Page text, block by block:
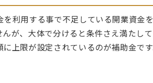
利用する事で不足している開業資金
が、大体で分けると条件さえ満たし
上限が設定されているのが補助金です